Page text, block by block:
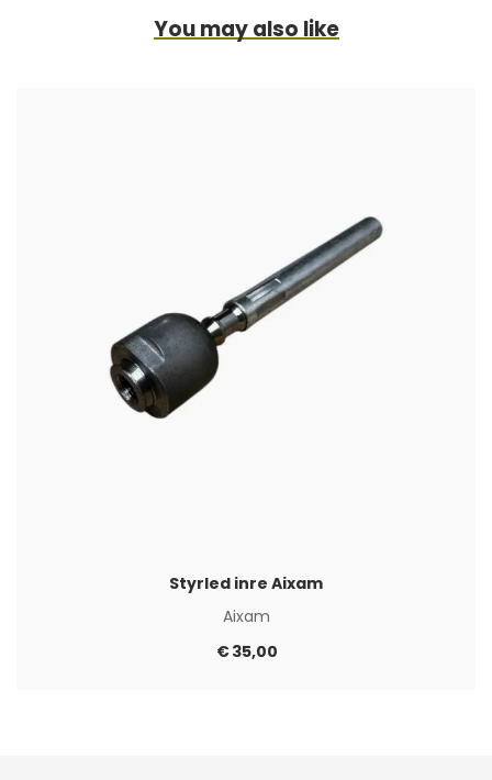
You may also like
Styrled inre Aixam
Aixam
€35,00